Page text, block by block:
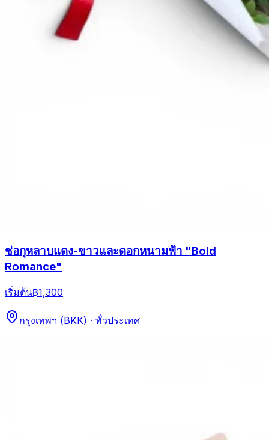
ช่อกุหลาบแดง-ขาวและดอกหนามฟ้า "Bold
Romance"
เริ่มต้น฿1,300
กรุงเทพฯ (BKK) · ทั่วประเทศ